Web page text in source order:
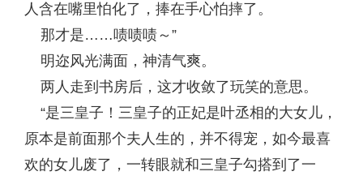
人含在嘴里怕化了，捧在手心怕摔了。
那才是……啧啧啧～”
明迩风光满面，神清气爽。
两人走到书房后，这才收敛了玩笑的意思。
“是三皇子！三皇子的正妃是叶丞相的大女儿，
原本是前面那个夫人生的，并不得宠，如今最喜
欢的女儿废了，一转眼就和三皇子勾搭到了一